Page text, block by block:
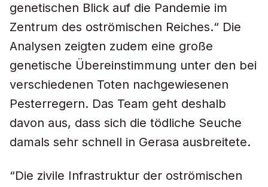
genetischen Blick auf die Pandemie im
Zentrum des oströmischen Reiches.“ Die
Analysen zeigten zudem eine große
genetische Übereinstimmung unter den bei
verschiedenen Toten nachgewiesenen
Pesterregern. Das Team geht deshalb
davon aus, dass sich die tödliche Seuche
damals sehr schnell in Gerasa ausbreitete.
“Die zivile Infrastruktur der oströmischen